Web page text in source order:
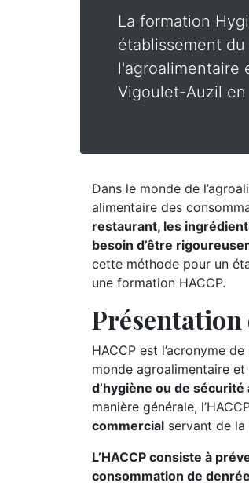
La formation
établissement
l'agroalimentaire
Vigoulet-Auzil
Dans le monde de
alimentaire des
restaurant, les
besoin d’être
cette méthode pour un
une formation HACCP.
Présentation
HACCP est l’acronyme
monde agroalimentaire
d’hygiène ou de
manière générale,
commercial servant de
L’HACCP consiste à
consommation de